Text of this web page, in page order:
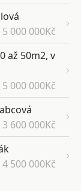
000 000Kč
až 50m2, v
000 000Kč
600 000Kč
500 000Kč